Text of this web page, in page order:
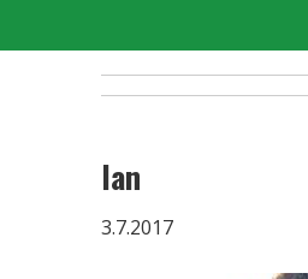
Ian
3.7.2017